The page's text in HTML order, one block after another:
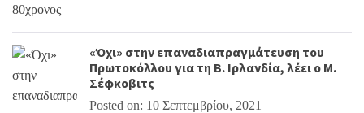
«Όχι» στην επαναδιαπραγμάτευση του
Πρωτοκόλλου για τη Β. Ιρλανδία, λέει ο Μ.
Σέφκοβιτς
Posted on: 10 Σεπτεμβρίου, 2021